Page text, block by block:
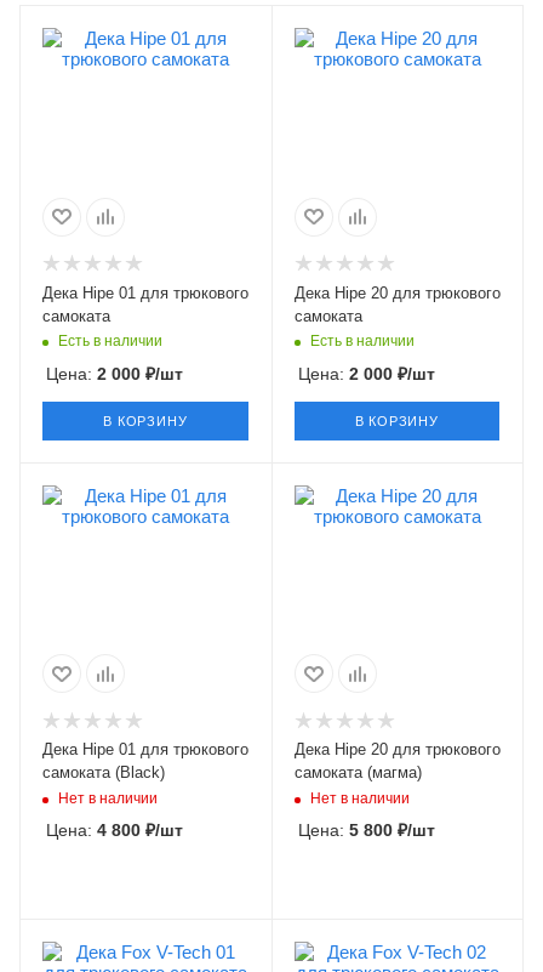
Дека Hipe 01 для трюкового
самоката
Есть в наличии
Цена: 2 000 ₽/шт
В КОРЗИНУ
Дека Hipe 20 для трюкового
самоката
Есть в наличии
Цена: 2 000₽/шт
В КОРЗИНУ
Дека Hipe 01 для трюкового
самоката (Black)
Нет в наличии
Цена: 4 800 ₽/шт
Дека Hipe 20 для трюкового
самоката (магма)
Нет в наличии
Цена: 5 800₽/шт